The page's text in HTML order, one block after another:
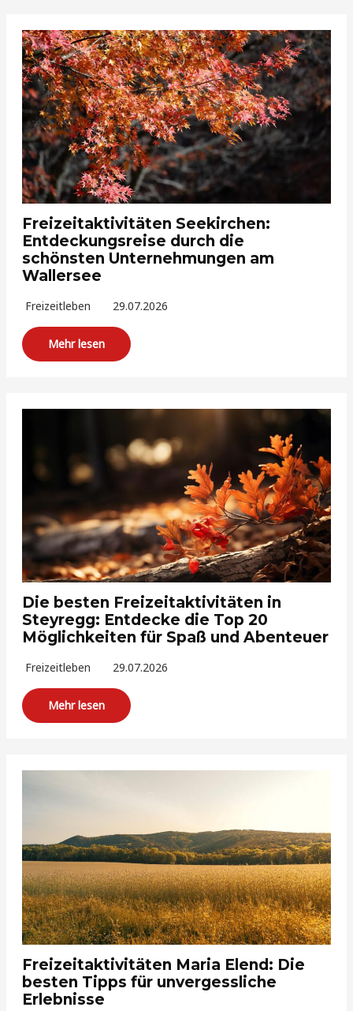
Freizeitaktivitäten Seekirchen:
Entdeckungsreise durch die
schönsten Unternehmungen am
Wallersee
Freizeitleben 29.07.2026
Mehr lesen
Die besten Freizeitaktivitäten in
Steyregg: Entdecke die Top 20
Möglichkeiten für Spaß und Abenteuer
Freizeitleben 29.07.2026
Mehr lesen
Freizeitaktivitäten Maria Elend: Die
besten Tipps für unvergessliche
Erlebnisse